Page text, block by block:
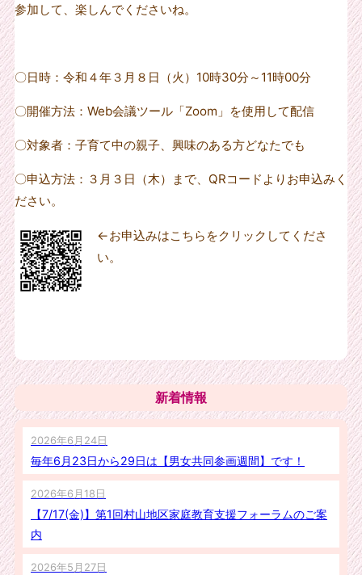
参加して、楽しんでくださいね。
〇日時：令和４年３月８日（火） 10時30分～ 11時00分
〇開催方法： Web会議ツール「Zoom 」を使用して配信
〇対象者：子育て中の親子、興味のある方どなたでも
〇申込方法：３月３日（木）まで、 QRコードよりお申込みく
ださい。
←お申込みはこちらをクリックしてくださ
い。
新着情報
2026年6月24日
毎年6月23日から29日は【男女共同参画週間】です！
2026年6月18日
【7/17(金)】第1回村山地区家庭教育支援フォーラムのご案
内
2026年5月27日